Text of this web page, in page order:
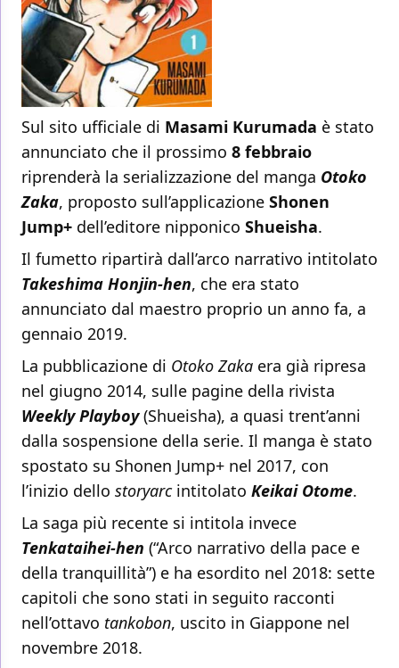
Sul sito ufficiale di Masami Kurumada è stato
annunciato che il prossimo 8 febbraio
riprenderà la serializzazione del manga Otoko
Zaka, proposto sull’applicazione Shonen
Jump+ dell’editore nipponico Shueisha.
Il fumetto ripartirà dall’arco narrativo intitolato
Takeshima Honjin-hen, che era stato
annunciato dal maestro proprio un anno fa, a
gennaio 2019.
La pubblicazione di Otoko Zaka era già ripresa
nel giugno 2014, sulle pagine della rivista
Weekly Playboy(Shueisha), a quasi trent’anni
dalla sospensione della serie. Il manga è stato
spostato su Shonen Jump+ nel 2017, con
l’inizio dello storyarcintitolato Keikai Otome.
La saga più recente si intitola invece
Tenkataihei-hen (“Arco narrativo della pace e
della tranquillità”) e ha esordito nel 2018: sette
capitoli che sono stati in seguito racconti
nell’ottavo tankobon, uscito in Giappone nel
novembre 2018.